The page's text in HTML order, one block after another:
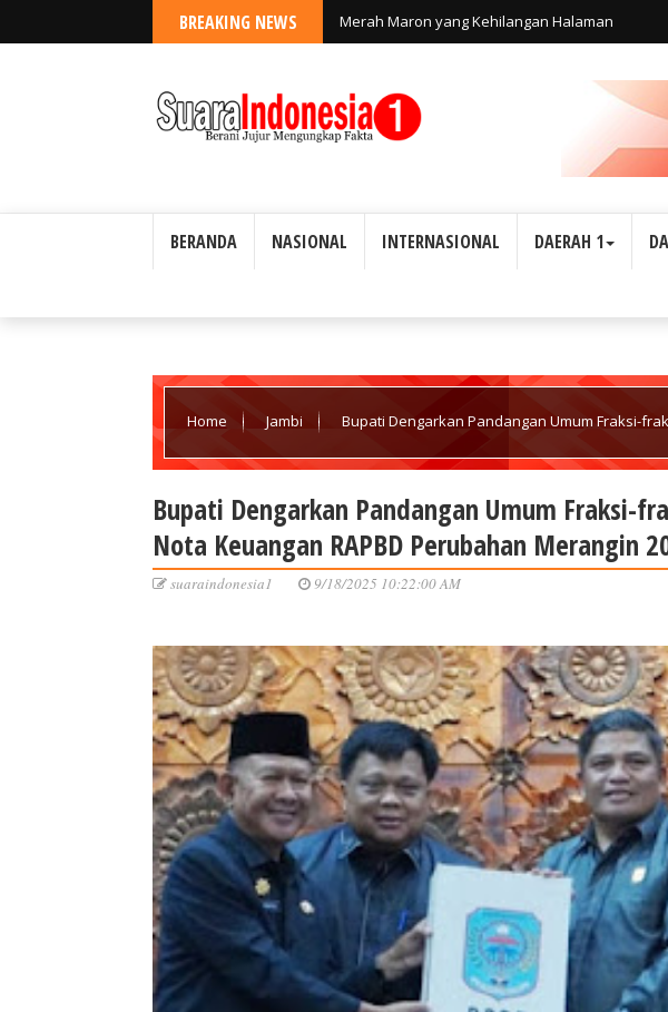
BREAKING NEWS Merah Maron yang Kehilangan Halaman
BERANDA NASIONAL INTERNASIONAL DAERAH 1
Home Jambi Bupati Dengarkan Pandangan Umum Fraksi-
Bupati Dengarkan Pandangan Umum Fraksi-
Nota Keuangan RAPBD Perubahan Merangin
suaraindonesia1 9/18/2025 10:22:00 AM
WARTAWAN SUARA INDONESIA1 DIBEKALI TANDA PENGENAL (ID